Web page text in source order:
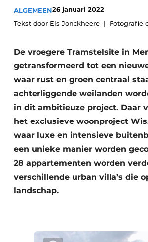
Vacature aanmelden
Vacatures
Aanmelden
Bedrijven
Bedrijven
Contact
Akoestiek
Beton & Staalbouw
Brandveiligheid
BIM
Evenementen
Dak & Gevel
Houtbouw
HVAC
ALGEMEEN26 januari 2022
Tekst door Els Jonckheere
Fotografie
De vroegere Tramstelsite in
getransformeerd tot een
waar rust en groen centraal
achterliggende weilanden
in dit ambitieuze project. Daar
het exclusieve woonproject
waar luxe en intensieve
een unieke manier worden
28 appartementen worden
verschillende urban villa’s die
landschap.